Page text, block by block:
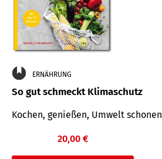
ERNÄHRUNG
So gut schmeckt Klimaschutz
Kochen, genießen, Umwelt schonen
20,00 €